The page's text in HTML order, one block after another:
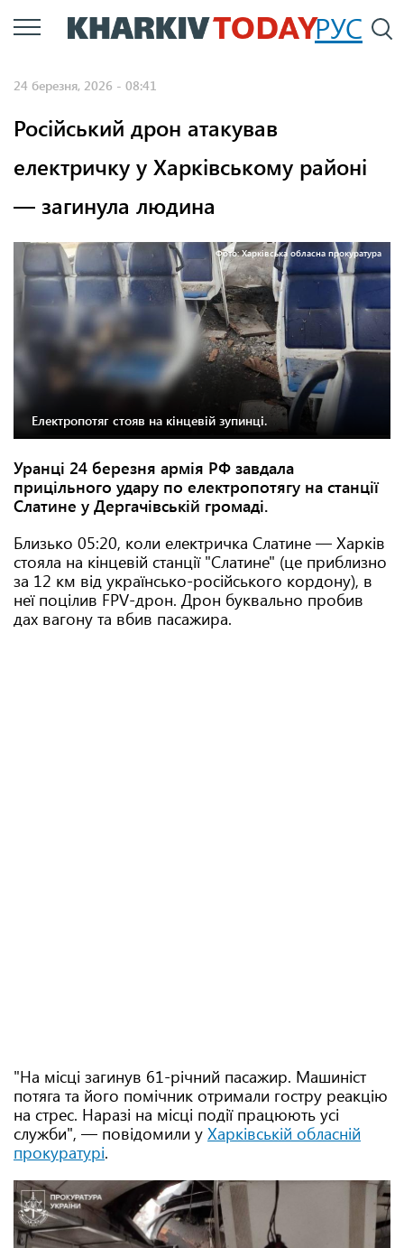
Перейти
до
РУС
24 березня, 2026 - 08:41
Російський дрон атакував
електричку у Харківському районі
— загинула людина
Фото: Харківська обласна прокуратура
Електропотяг стояв на кінцевій зупинці.
Уранці 24 березня армія РФ завдала
прицільного удару по електропотягу на станції
Слатине у Дергачівській громаді.
Близько 05:20, коли електричка Слатине — Харків
стояла на кінцевій станції "Слатине" (це приблизно
за 12 км від українсько-російського кордону), в
неї поцілив FPV-дрон. Дрон буквально пробив
дах вагону та вбив пасажира.
"На місці загинув 61-річний пасажир. Машиніст
потяга та його помічник отримали гостру реакцію
на стрес. Наразі на місці події працюють усі
служби", — повідомили у Харківській обласній
прокуратурі.